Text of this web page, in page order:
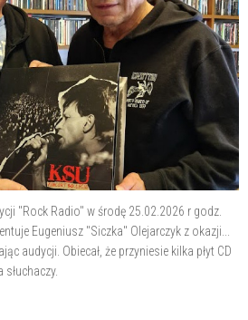
"Rock Radio" w środę 25.02.2026 r godz.
Eugeniusz "Siczka" Olejarczyk z okazji...
audycji. Obiecał, że przyniesie kilka płyt CD